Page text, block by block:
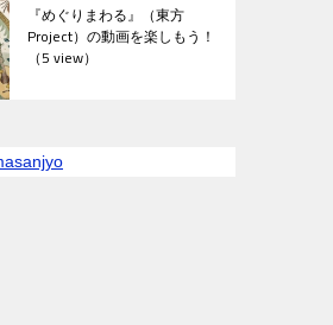
『めぐりまわる』（東方
Project）の動画を楽しもう！
（5 view）